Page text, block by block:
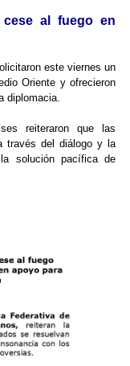
al fuego en
este viernes un
Oriente y ofrecieron
diplomacia.
reiteraron que las
través del diálogo y la
solución pacífica de